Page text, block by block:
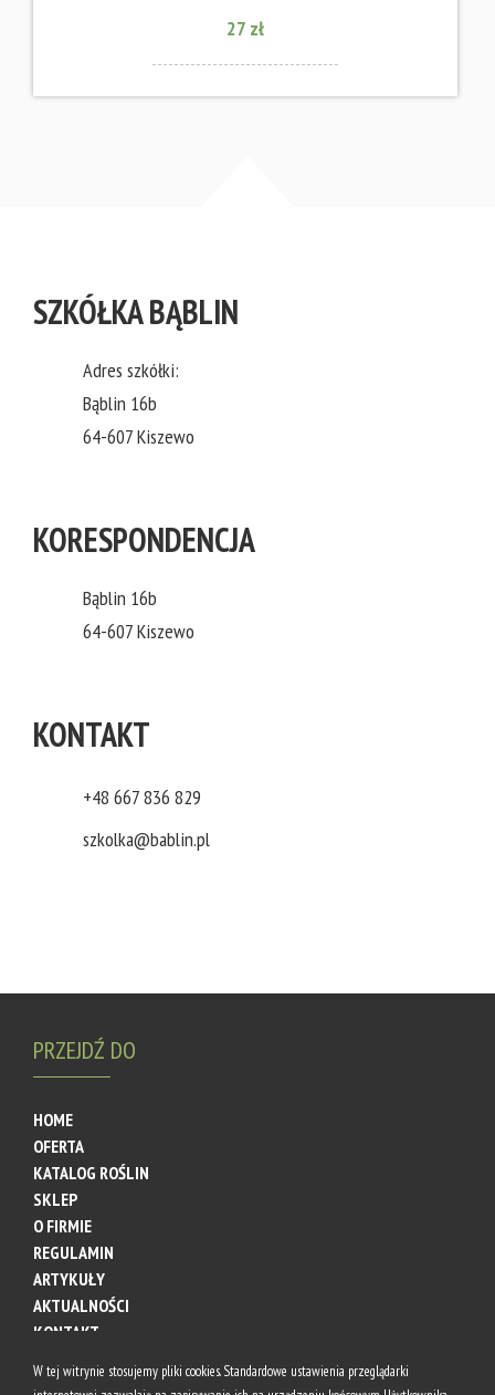
27 zł
SZKÓŁKA BĄBLIN
Adres szkółki:
Bąblin 16b
64-607 Kiszewo
KORESPONDENCJA
Bąblin 16b
64-607 Kiszewo
KONTAKT
+48 667 836 829
szkolka@bablin.pl
PRZEJDŹ DO
HOME
OFERTA
KATALOG ROŚLIN
SKLEP
O FIRMIE
REGULAMIN
ARTYKUŁY
AKTUALNOŚCI
KONTAKT
W tej witrynie stosujemy pliki cookies. Standardowe ustawienia przeglądarki